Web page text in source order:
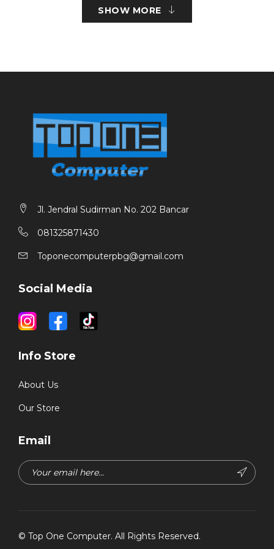
Peringkat Kecepatan Kelas 10 untuk Video Full HD
yang tersedia untuk merekam video Full HD tanpa
Kinerja Aplikasi Sempurna
Kartu ini dapat mengambil data yang tersimpan hampir
seketika, berkat kemampuan membaca hingga
100MB/s dan antarmuka bus yang cepat. Kartu UHS-I
microSDHC dan microSDXC Ultra SanDisk menawarkan
yang lebih lancar dan lancar.
SHOW MORE
Jl. Jendral Sudirman No. 202 Bancar
081325871430
Toponecomputerpbg@gmail.com
Social Media
Info Store
About Us
Our Store
Email
© Top One Computer. All Rights Reserved.